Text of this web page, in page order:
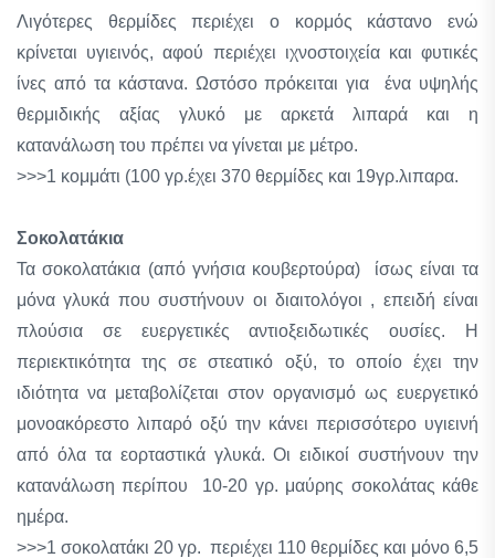
Λιγότερες θερμίδες περιέχει ο κορμός κάστανο ενώ
κρίνεται υγιεινός, αφού περιέχει ιχνοστοιχεία και φυτικές
ίνες από τα κάστανα. Ωστόσο πρόκειται για ένα υψηλής
θερμιδικής αξίας γλυκό με αρκετά λιπαρά και η
κατανάλωση του πρέπει να γίνεται με μέτρο.
>>>1 κομμάτι (100 γρ.έχει 370 θερμίδες και 19γρ.λιπαρα.
Σοκολατάκια
Τα σοκολατάκια (από γνήσια κουβερτούρα) ίσως είναι τα
μόνα γλυκά που συστήνουν οι διαιτολόγοι , επειδή είναι
πλούσια σε ευεργετικές αντιοξειδωτικές ουσίες. Η
περιεκτικότητα της σε στεατικό οξύ, το οποίο έχει την
ιδιότητα να με­ταβολίζεται στον οργανισμό ως ευερ­γετικό
μονοακόρεστο λιπαρό οξύ την κάνει περισσότερο υγιεινή
από όλα τα εορταστικά γλυκά. Οι ειδικοί συστήνουν την
κατανάλωση περίπου 10-20 γρ. μαύρης σοκολάτας κάθε
ημέρα.
>>>1 σοκολατάκι 20 γρ. περιέχει 110 θερμίδες και μόνο 6,5